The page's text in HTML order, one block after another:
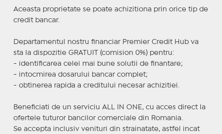
Aceasta proprietate se poate achizitiona prin orice tip de
credit bancar.
Departamentul nostru financiar Premier Credit Hub va
sta la dispozitie GRATUIT (comision 0%) pentru:
- identificarea celei mai bune solutii de finantare;
- intocmirea dosarului bancar complet;
- obtinerea rapida a creditului necesar achizitiei.
Beneficiati de un serviciu ALL IN ONE, cu acces direct la
ofertele tuturor bancilor comerciale din Romania.
Se accepta inclusiv venituri din strainatate, astfel incat